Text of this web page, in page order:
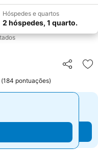
Hóspedes e quartos
2 hóspedes, 1 quarto.
Partilhar
(184 pontuações)